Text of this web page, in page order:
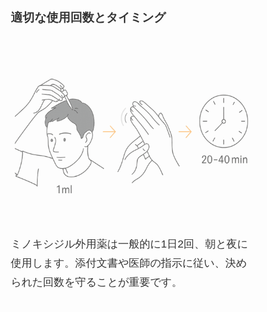
適切な使用回数とタイミング
ミノキシジル外用薬は一般的に1日2回、朝と夜に
使用します。添付文書や医師の指示に従い、決め
られた回数を守ることが重要です。